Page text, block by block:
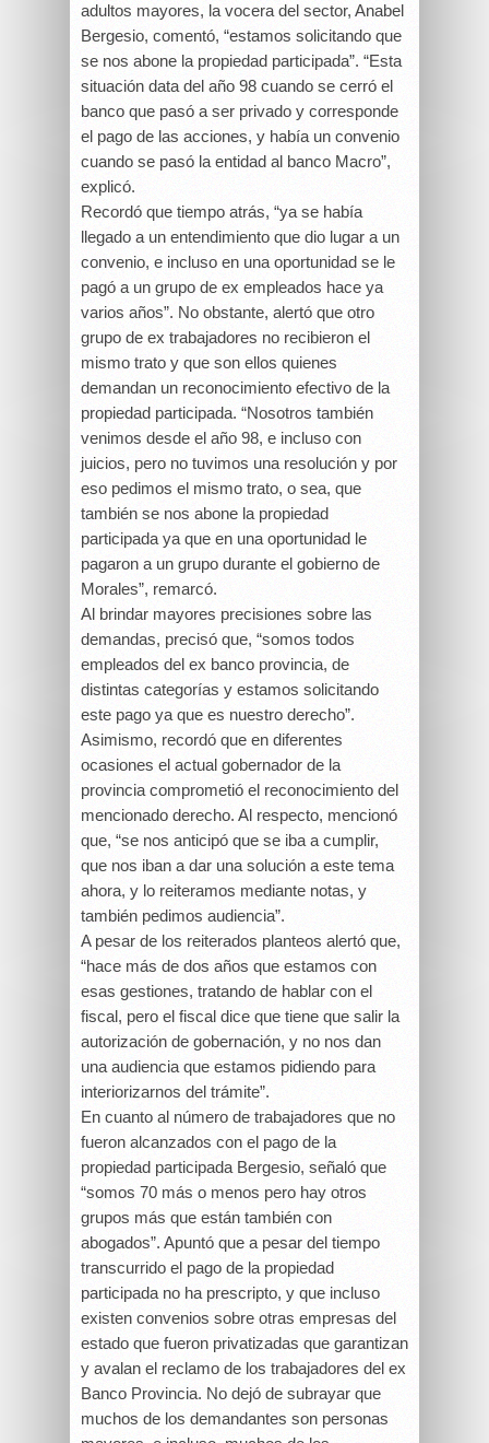
adultos mayores, la vocera del sector, Anabel
Bergesio, comentó, “estamos solicitando que
se nos abone la propiedad participada”. “Esta
situación data del año 98 cuando se cerró el
banco que pasó a ser privado y corresponde
el pago de las acciones, y había un convenio
cuando se pasó la entidad al banco Macro”,
explicó.
Recordó que tiempo atrás, “ya se había
llegado a un entendimiento que dio lugar a un
convenio, e incluso en una oportunidad se le
pagó a un grupo de ex empleados hace ya
varios años”. No obstante, alertó que otro
grupo de ex trabajadores no recibieron el
mismo trato y que son ellos quienes
demandan un reconocimiento efectivo de la
propiedad participada. “Nosotros también
venimos desde el año 98, e incluso con
juicios, pero no tuvimos una resolución y por
eso pedimos el mismo trato, o sea, que
también se nos abone la propiedad
participada ya que en una oportunidad le
pagaron a un grupo durante el gobierno de
Morales”, remarcó.
Al brindar mayores precisiones sobre las
demandas, precisó que, “somos todos
empleados del ex banco provincia, de
distintas categorías y estamos solicitando
este pago ya que es nuestro derecho”.
Asimismo, recordó que en diferentes
ocasiones el actual gobernador de la
provincia comprometió el reconocimiento del
mencionado derecho. Al respecto, mencionó
que, “se nos anticipó que se iba a cumplir,
que nos iban a dar una solución a este tema
ahora, y lo reiteramos mediante notas, y
también pedimos audiencia”.
A pesar de los reiterados planteos alertó que,
“hace más de dos años que estamos con
esas gestiones, tratando de hablar con el
fiscal, pero el fiscal dice que tiene que salir la
autorización de gobernación, y no nos dan
una audiencia que estamos pidiendo para
interiorizarnos del trámite”.
En cuanto al número de trabajadores que no
fueron alcanzados con el pago de la
propiedad participada Bergesio, señaló que
“somos 70 más o menos pero hay otros
grupos más que están también con
abogados”. Apuntó que a pesar del tiempo
transcurrido el pago de la propiedad
participada no ha prescripto, y que incluso
existen convenios sobre otras empresas del
estado que fueron privatizadas que garantizan
y avalan el reclamo de los trabajadores del ex
Banco Provincia. No dejó de subrayar que
muchos de los demandantes son personas